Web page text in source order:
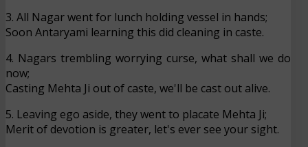
3. All Nagar went for lunch holding vessel in hands;
Soon Antaryami learning this did cleaning in caste.
4. Nagars trembling worrying curse, what shall we do
now;
Casting Mehta Ji out of caste, we'll be cast out alive.
5. Leaving ego aside, they went to placate Mehta Ji;
Merit of devotion is greater, let's ever see your sight.